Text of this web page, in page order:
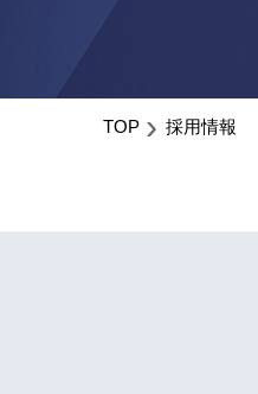
TOP 採用情報